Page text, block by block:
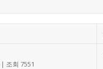
| 조회 7551